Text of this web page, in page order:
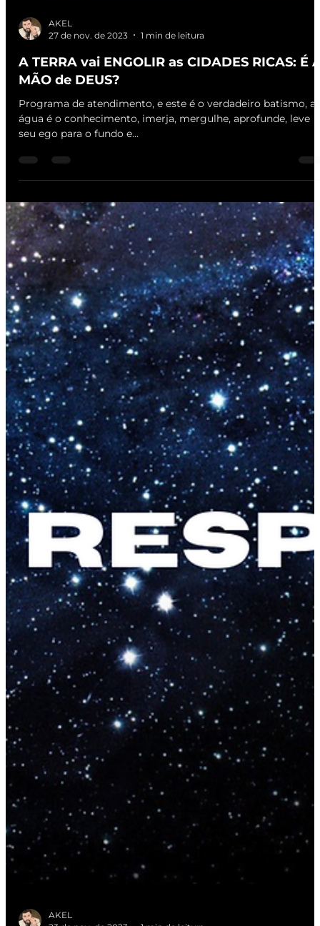
AKEL
27 de nov. de 2023
1 min de leitura
A TERRA vai ENGOLIR as CIDADES RICAS: É
MÃO de DEUS?
Programa de atendimento, e este é o verdadeiro batismo, a
água é o conhecimento, imerja, mergulhe, aprofunde, leve
seu ego para o fundo e...